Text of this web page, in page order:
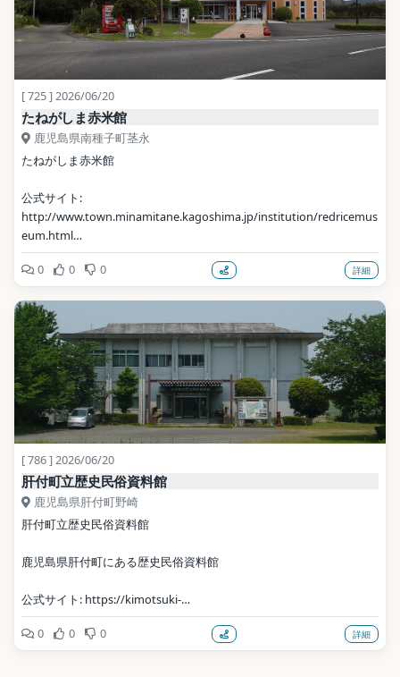
[ 725 ] 2026/06/20
たねがしま赤米館
鹿児島県南種子町茎永
たねがしま赤米館
公式サイト:
http://www.town.minamitane.kagoshima.jp/institution/redricemus
eum.html
写真: Bokanmania / CC BY-SA 4.0（Wikimedia Commons）
地点データ: Wikidata (CC0)
0 0 0 詳細
[ 786 ] 2026/06/20
肝付町立歴史民俗資料館
鹿児島県肝付町野崎
肝付町立歴史民俗資料館
鹿児島県肝付町にある歴史民俗資料館
公式サイト: https://kimotsuki-
town.jp/chosei/bunka/shisetsu/3019.html
写真: ja:User:Sanjo / Public domain（Wikimedia Commons）
0 0 0 詳細